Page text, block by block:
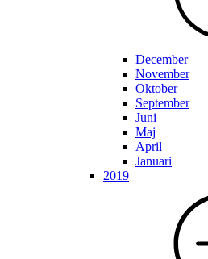
December
November
Oktober
September
Juni
Maj
April
Januari
2019